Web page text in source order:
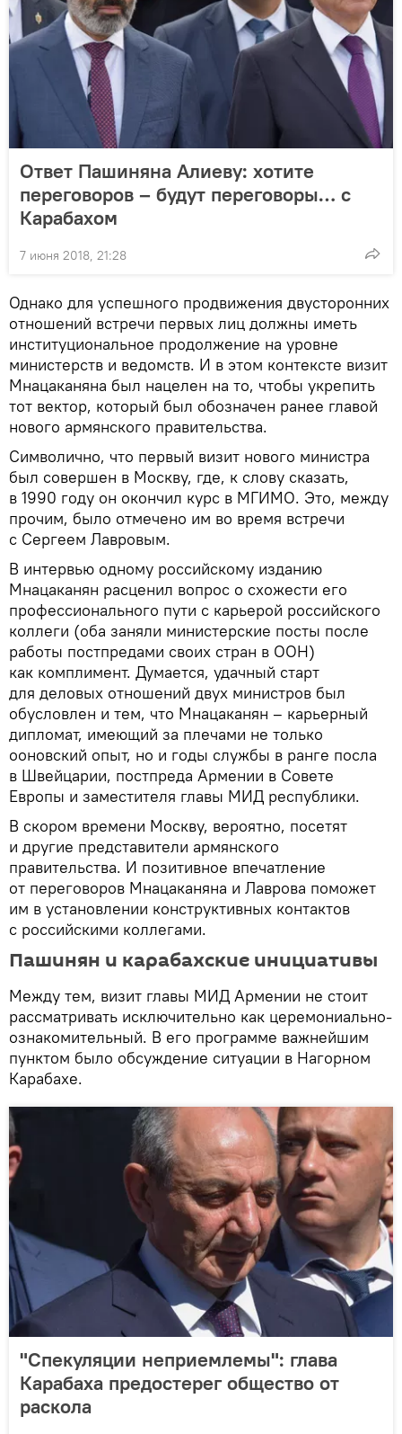
Ответ Пашиняна Алиеву: хотите
переговоров – будут переговоры… с
Карабахом
7 июня 2018, 21:28
Однако для успешного продвижения двусторонних
отношений встречи первых лиц должны иметь
институциональное продолжение на уровне
министерств и ведомств. И в этом контексте визит
Мнацаканяна был нацелен на то, чтобы укрепить
тот вектор, который был обозначен ранее главой
нового армянского правительства.
Символично, что первый визит нового министра
был совершен в Москву, где, к слову сказать,
в 1990 году он окончил курс в МГИМО. Это, между
прочим, было отмечено им во время встречи
с Сергеем Лавровым.
В интервью одному российскому изданию
Мнацаканян расценил вопрос о схожести его
профессионального пути с карьерой российского
коллеги (оба заняли министерские посты после
работы постпредами своих стран в ООН)
как комплимент. Думается, удачный старт
для деловых отношений двух министров был
обусловлен и тем, что Мнацаканян – карьерный
дипломат, имеющий за плечами не только
ооновский опыт, но и годы службы в ранге посла
в Швейцарии, постпреда Армении в Совете
Европы и заместителя главы МИД республики.
В скором времени Москву, вероятно, посетят
и другие представители армянского
правительства. И позитивное впечатление
от переговоров Мнацаканяна и Лаврова поможет
им в установлении конструктивных контактов
с российскими коллегами.
Пашинян и карабахские инициативы
Между тем, визит главы МИД Армении не стоит
рассматривать исключительно как церемониально-
ознакомительный. В его программе важнейшим
пунктом было обсуждение ситуации в Нагорном
Карабахе.
"Спекуляции неприемлемы": глава
Карабаха предостерег общество от
раскола